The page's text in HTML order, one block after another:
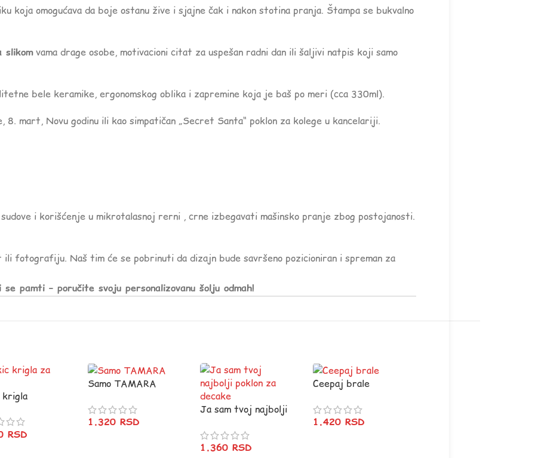
koja omogućava da boje ostanu žive i sjajne čak i nakon stotina pranja. Štampa se bukvalno
slikomvama drage osobe, motivacioni citat za uspešan radni dan ili šaljivi natpis koji samo
bele keramike, ergonomskog oblika i zapremine koja je baš po meri (cca 330ml).
mart, Novu godinu ili kao simpatičan „Secret Santa“ poklon za kolege u kancelariji.
i korišćenje u mikrotalasnoj rerni , crne izbegavati mašinsko pranje zbog postojanosti.
fotografiju. Naš tim će se pobrinuti da dizajn bude savršeno pozicioniran i spreman za
pamti – poručite svoju personalizovanu šolju odmah!
RSD
Samo TAMARA
1.320 RSD
Ja sam tvoj najbolji
1.360RSD
Ceepaj brale
1.420 RSD